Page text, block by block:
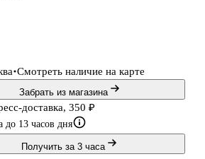
78 ₽
65 ₽
95 ₽
79 ₽
383 ₽
319 ₽
Смотреть наличие на карте
Забрать из магазина
доставка, 350 ₽
до 13 часов дня
Получить за 3 часа